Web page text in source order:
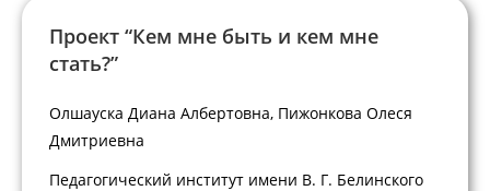
Проект “Кем мне быть и кем мне
стать?”
Олшауска Диана Албертовна, Пижонкова Олеся
Дмитриевна
Педагогический институт имени В. Г. Белинского